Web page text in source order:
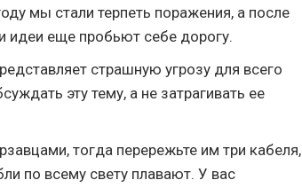
мы стали терпеть поражения, а после
идеи еще пробьют себе дорогу.
страшную угрозу для всего
эту тему, а не затрагивать ее
тогда перережьте им три кабеля,
по всему свету плавают. У вас